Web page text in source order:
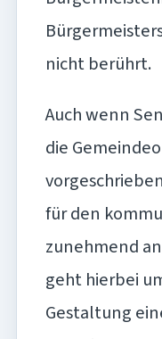
nicht berührt.
Auch wenn
die
für den
zunehmend
geht hierbei
Gestaltung